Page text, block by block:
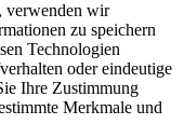
verwenden wir
zu speichern
Technologien
oder eindeutige
Ihre Zustimmung
Merkmale und